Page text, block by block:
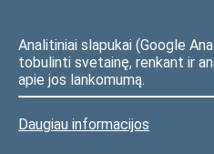
Analitiniai slapukai (Google
tobulinti svetainę, renkant ir
apie jos lankomumą.
Daugiau informacijos
Balsavimas
Seimo narių
Pradžia